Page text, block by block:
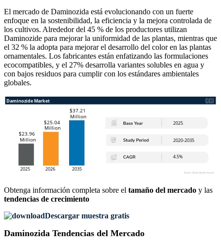
El mercado de Daminozida está evolucionando con un fuerte
enfoque en la sostenibilidad, la eficiencia y la mejora controlada de
los cultivos. Alrededor del 45 % de los productores utilizan
Daminozide para mejorar la uniformidad de las plantas, mientras que
el 32 % la adopta para mejorar el desarrollo del color en las plantas
ornamentales. Los fabricantes están enfatizando las formulaciones
ecocompatibles, y el 27% desarrolla variantes solubles en agua y
con bajos residuos para cumplir con los estándares ambientales
globales.
Obtenga información completa sobre el tamaño del mercado y las
tendencias de crecimiento
Descargar muestra gratis
Daminozida Tendencias del Mercado